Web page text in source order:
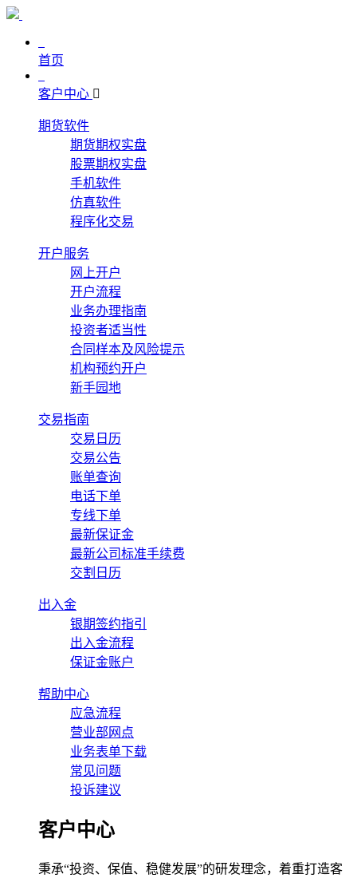
首页
客户中心
期货软件
期货期权实盘
股票期权实盘
手机软件
仿真软件
程序化交易
开户服务
网上开户
开户流程
业务办理指南
投资者适当性
合同样本及风险提示
机构预约开户
新手园地
交易指南
交易日历
交易公告
账单查询
电话下单
专线下单
最新保证金
最新公司标准手续费
交割日历
出入金
银期签约指引
出入金流程
保证金账户
帮助中心
应急流程
营业部网点
业务表单下载
常见问题
投诉建议
客户中心
秉承“投资、保值、稳健发展”的研发理念，着重打造客